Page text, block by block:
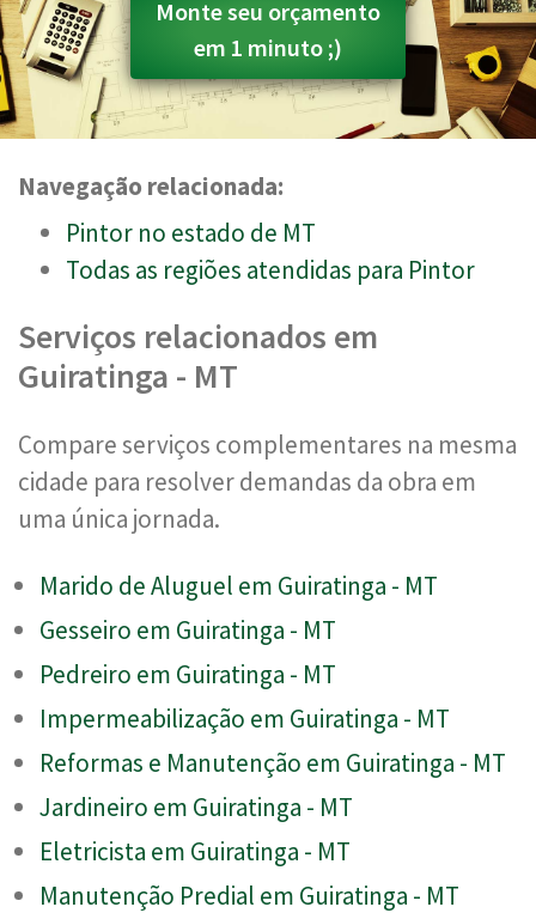
Monte seu orçamento
em 1 minuto ;)
Navegação relacionada:
Pintor no estado de MT
Todas as regiões atendidas para Pintor
Serviços relacionados em
Guiratinga - MT
Compare serviços complementares na mesma
cidade para resolver demandas da obra em
uma única jornada.
Marido de Aluguel em Guiratinga - MT
Gesseiro em Guiratinga - MT
Pedreiro em Guiratinga - MT
Impermeabilização em Guiratinga - MT
Reformas e Manutenção em Guiratinga - MT
Jardineiro em Guiratinga - MT
Eletricista em Guiratinga - MT
Manutenção Predial em Guiratinga - MT